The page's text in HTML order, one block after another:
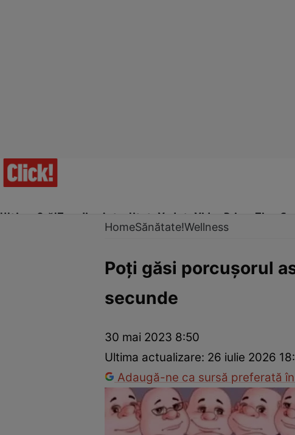
Ultima Oră!Trending Actualitate Vedete Video Prime Time
Prevenție și tratamentRemedii naturiste
HomeSănătate!Wellness
Poți găsi porcușorul
secunde
30 mai 2023 8:50
Ultima actualizare: 26 iulie 2026
Adaugă-ne ca sursă preferată